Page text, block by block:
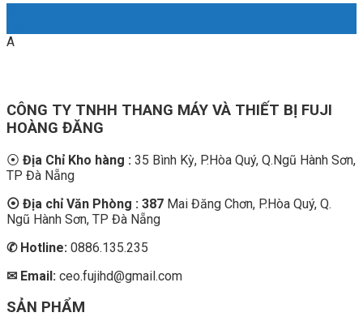
A
CÔNG TY TNHH THANG MÁY VÀ THIẾT BỊ FUJI
HOÀNG ĐĂNG
⦿ Địa Chỉ Kho hàng : 35 Bình Kỳ, P.Hòa Quý, Q.Ngũ Hành Sơn,
TP Đà Nẵng
⦿ Địa chỉ Văn Phòng : 387 Mai Đăng Chơn, P.Hòa Quý, Q.
Ngũ Hành Sơn, TP Đà Nẵng
✆Hotline: 0886.135.235
✉ Email: ceo.fujihd@gmail.com
SẢN PHẨM